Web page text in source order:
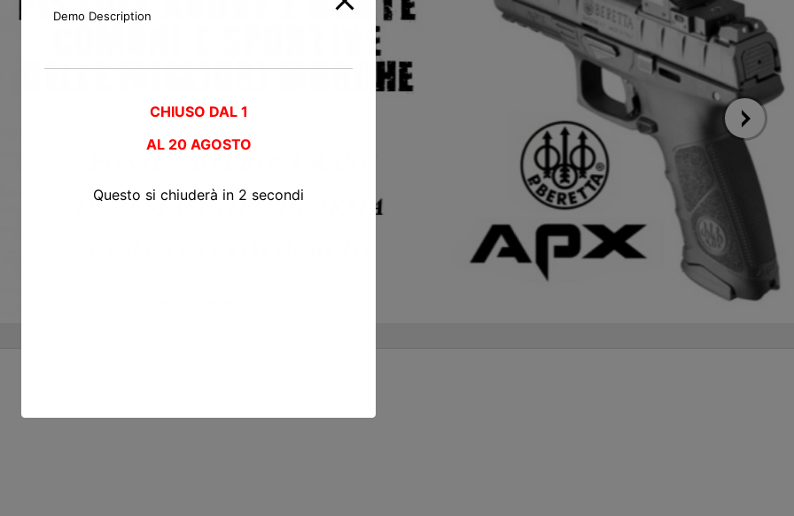
Demo Description
CHIUSO DAL 1
AL 20 AGOSTO
Questo si chiuderà in 2 secondi